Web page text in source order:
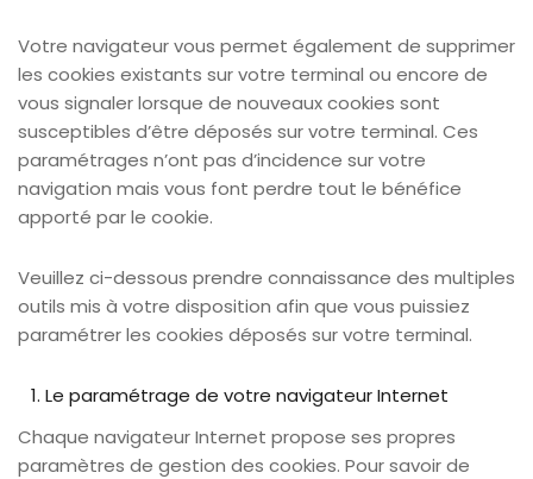
Votre navigateur vous permet également de supprimer
les cookies existants sur votre terminal ou encore de
vous signaler lorsque de nouveaux cookies sont
susceptibles d’être déposés sur votre terminal. Ces
paramétrages n’ont pas d’incidence sur votre
navigation mais vous font perdre tout le bénéfice
apporté par le cookie.
Veuillez ci-dessous prendre connaissance des multiples
outils mis à votre disposition afin que vous puissiez
paramétrer les cookies déposés sur votre terminal.
Le paramétrage de votre navigateur Internet
Chaque navigateur Internet propose ses propres
paramètres de gestion des cookies. Pour savoir de